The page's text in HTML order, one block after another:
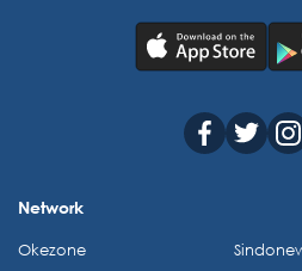
Network
Okezone